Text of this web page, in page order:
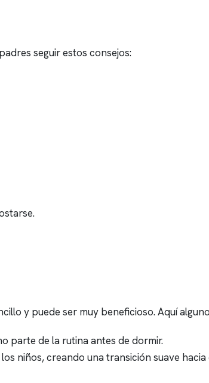
seguir estos consejos:
y puede ser muy beneficioso. Aquí
parte de la rutina antes de dormir.
niños, creando una transición suave